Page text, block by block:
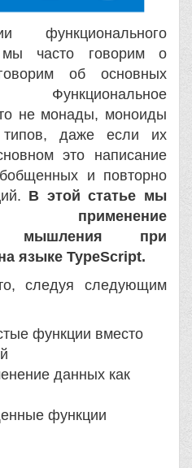
функционального
мы часто говорим о
об основных
не монады, моноиды
даже если их
это написание
и повторно
В этой статье мы
применение
мышления при
языке TypeScript.
следуя следующим
функции вместо
данных как
функции